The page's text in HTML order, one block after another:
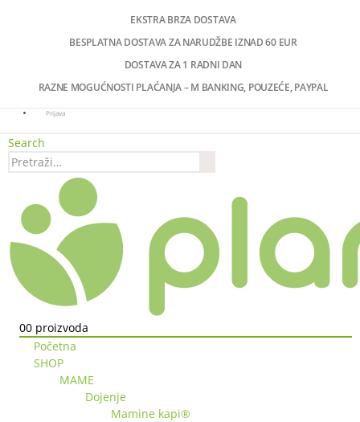
EKSTRA BRZA DOSTAVA
BESPLATNA DOSTAVA ZA NARUDŽBE IZNAD 60 EUR
DOSTAVA ZA 1 RADNI DAN
RAZNE MOGUĆNOSTI PLAĆANJA – M BANKING, POUZEĆE, PAYPAL
Prijava
Search
00 proizvoda
Početna
SHOP
MAME
Dojenje
Mamine kapi®